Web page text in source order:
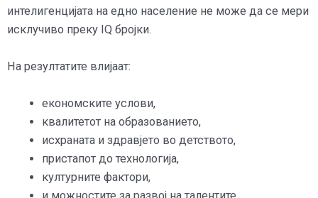
интелигенцијата на едно население не може да се мери
исклучиво преку IQ бројки.
На резултатите влијаат:
економските услови,
квалитетот на образованието,
исхраната и здравјето во детството,
пристапот до технологија,
културните фактори,